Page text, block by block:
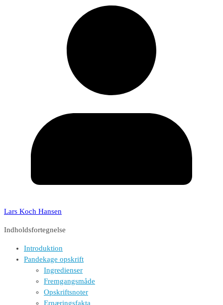
Lars Koch Hansen
Indholdsfortegnelse
Introduktion
Pandekage opskrift
Ingredienser
Fremgangsmåde
Opskriftsnoter
Ernæringsfakta